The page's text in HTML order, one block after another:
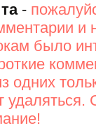
-
и
было
одних
удаляться.